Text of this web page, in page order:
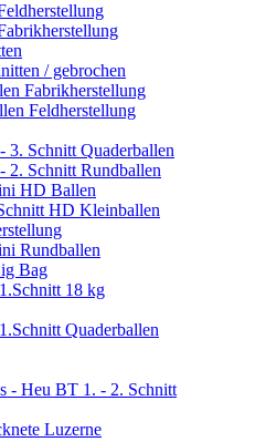
/ gebrochen
Fabrikherstellung
Feldherstellung
3. Schnitt Quaderballen
2. Schnitt Rundballen
HD Ballen
HD Kleinballen
Rundballen
Bag
18 kg
Quaderballen
- Heu BT 1. - 2. Schnitt
Luzerne